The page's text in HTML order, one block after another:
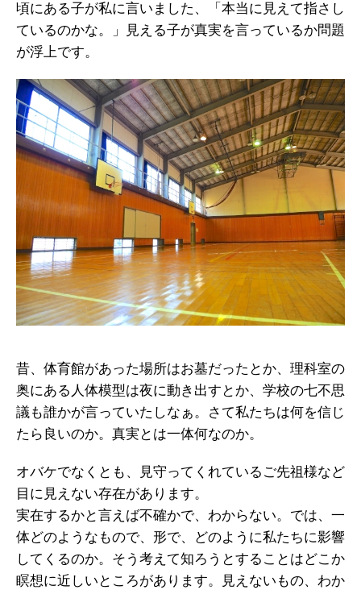
頃にある子が私に言いました、「本当に見えて指さし
ているのかな。」見える子が真実を言っているか問題
が浮上です。
昔、体育館があった場所はお墓だったとか、理科室の
奥にある人体模型は夜に動き出すとか、学校の七不思
議も誰かが言っていたしなぁ。さて私たちは何を信じ
たら良いのか。真実とは一体何なのか。
オバケでなくとも、見守ってくれているご先祖様など
目に見えない存在があります。
実在するかと言えば不確かで、わからない。では、一
体どのようなもので、形で、どのように私たちに影響
してくるのか。そう考えて知ろうとすることはどこか
瞑想に近しいところがあります。見えないもの、わか